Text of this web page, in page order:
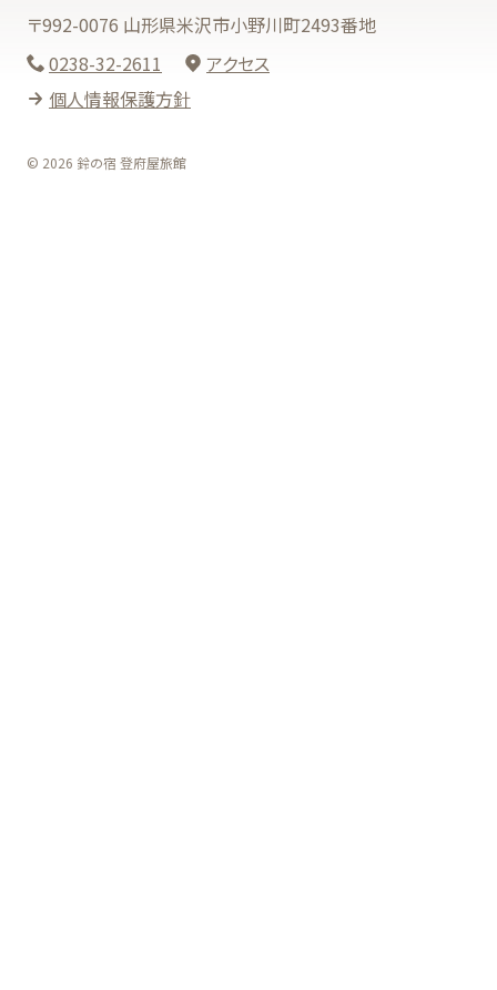
〒992-0076 山形県米沢市小野川町2493番地
0238-32-2611
アクセス
個人情報保護方針
© 2026 鈴の宿 登府屋旅館